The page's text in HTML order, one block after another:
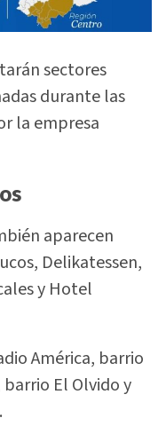
sectores
durante las
la empresa
aparecen
Delikatessen,
y Hotel
América, barrio
El Olvido y